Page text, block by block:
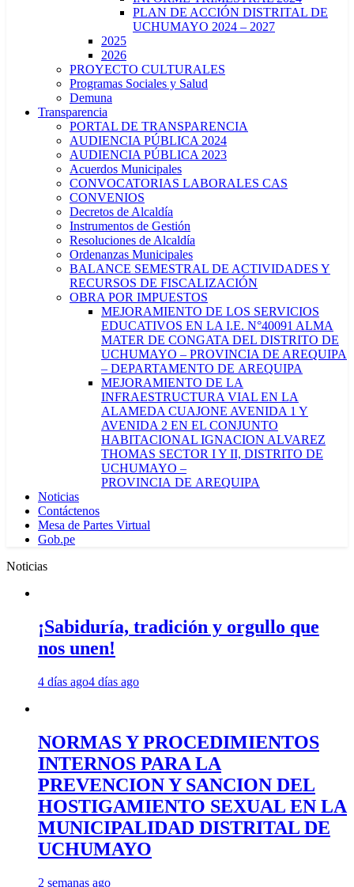
PLAN DE ACCIÓN DISTRITAL DE
UCHUMAYO 2024 – 2027
2025
2026
PROYECTO CULTURALES
Programas Sociales y Salud
Demuna
Transparencia
PORTAL DE TRANSPARENCIA
AUDIENCIA PÚBLICA 2024
AUDIENCIA PÚBLICA 2023
Acuerdos Municipales
CONVOCATORIAS LABORALES CAS
CONVENIOS
Decretos de Alcaldía
Instrumentos de Gestión
Resoluciones de Alcaldía
Ordenanzas Municipales
BALANCE SEMESTRAL DE ACTIVIDADES Y
RECURSOS DE FISCALIZACIÓN
OBRA POR IMPUESTOS
MEJORAMIENTO DE LOS SERVICIOS
EDUCATIVOS EN LA I.E. N°40091 ALMA
MATER DE CONGATA DEL DISTRITO DE
UCHUMAYO – PROVINCIA DE AREQUIPA
– DEPARTAMENTO DE AREQUIPA
MEJORAMIENTO DE LA
INFRAESTRUCTURA VIAL EN LA
ALAMEDA CUAJONE AVENIDA 1 Y
AVENIDA 2 EN EL CONJUNTO
HABITACIONAL IGNACION ALVAREZ
THOMAS SECTOR I Y II, DISTRITO DE
UCHUMAYO –
PROVINCIA DE AREQUIPA
Noticias
Contáctenos
Mesa de Partes Virtual
Gob.pe
Noticias
¡Sabiduría, tradición y orgullo que
nos unen!
4 días ago4 días ago
NORMAS Y PROCEDIMIENTOS
INTERNOS PARA LA
PREVENCION Y SANCION DEL
HOSTIGAMIENTO SEXUAL EN LA
MUNICIPALIDAD DISTRITAL DE
UCHUMAYO
2 semanas ago